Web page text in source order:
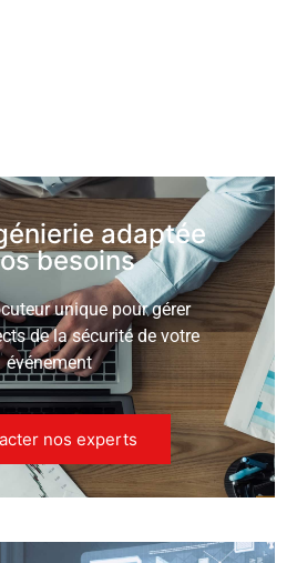
adaptée
besoins
unique pour gérer
de la sécurité de votre
événement
nos experts